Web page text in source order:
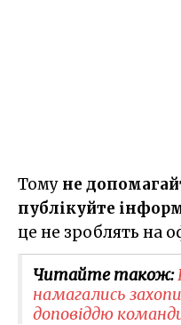
Тому не
публікуйте
це не зроблять на
Читайте також:
намагались
доповіддю